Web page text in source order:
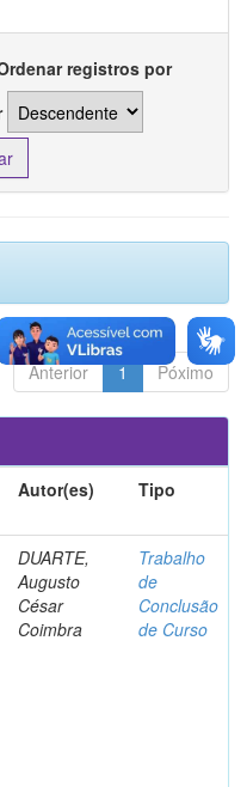
registros por
Anterior 1 Póximo
Autor(es) Tipo
DUARTE,
Augusto
César
Coimbra
Trabalho
de
Conclusão
de Curso